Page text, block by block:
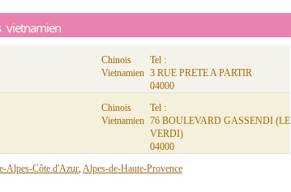
vietnamien
Chinois
Vietnamien
Tel :
3 RUE PRETE A PARTIR
04000
Chinois
Vietnamien
Tel :
76 BOULEVARD GASSENDI (LE
VERDI)
04000
Alpes-Côte d'Azur,Alpes-de-Haute-Provence